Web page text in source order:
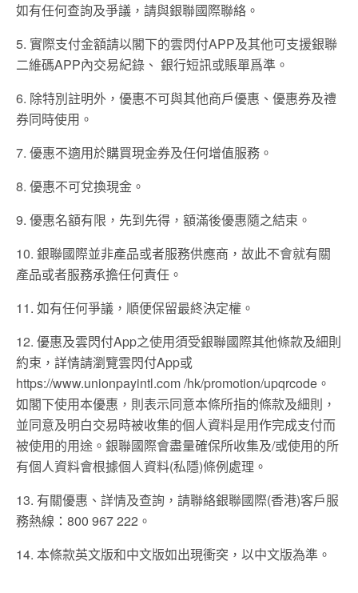
如有任何查詢及爭議，請與銀聯國際聯絡。
5. 實際支付金額請以閣下的雲閃付APP及其他可支援銀聯
二維碼APP內交易紀錄、 銀行短訊或賬單爲準。
6. 除特別註明外，優惠不可與其他商戶優惠、優惠券及禮
券同時使用。
7. 優惠不適用於購買現金券及任何增值服務。
8. 優惠不可兌換現金。
9. 優惠名額有限，先到先得，額滿後優惠隨之結束。
10. 銀聯國際並非產品或者服務供應商，故此不會就有關
產品或者服務承擔任何責任。
11. 如有任何爭議，順便保留最終決定權。
12. 優惠及雲閃付App之使用須受銀聯國際其他條款及細則
約束，詳情請瀏覽雲閃付App或
https://www.unionpayintl.com /hk/promotion/upqrcode。
如閣下使用本優惠，則表示同意本條所指的條款及細則，
並同意及明白交易時被收集的個人資料是用作完成支付而
被使用的用途。銀聯國際會盡量確保所收集及/或使用的所
有個人資料會根據個人資料(私隱)條例處理。
13. 有關優惠、詳情及查詢，請聯絡銀聯國際(香港)客戶服
務熱線：800 967 222。
14. 本條款英文版和中文版如出現衝突，以中文版為準。